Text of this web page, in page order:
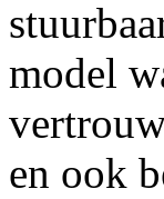
model
en ook